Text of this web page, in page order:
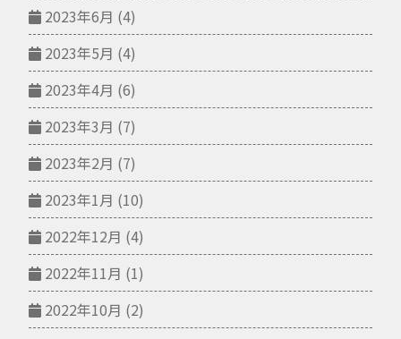
2023年6月 (4)
2023年5月 (4)
2023年4月 (6)
2023年3月 (7)
2023年2月 (7)
2023年1月 (10)
2022年12月 (4)
2022年11月 (1)
2022年10月 (2)